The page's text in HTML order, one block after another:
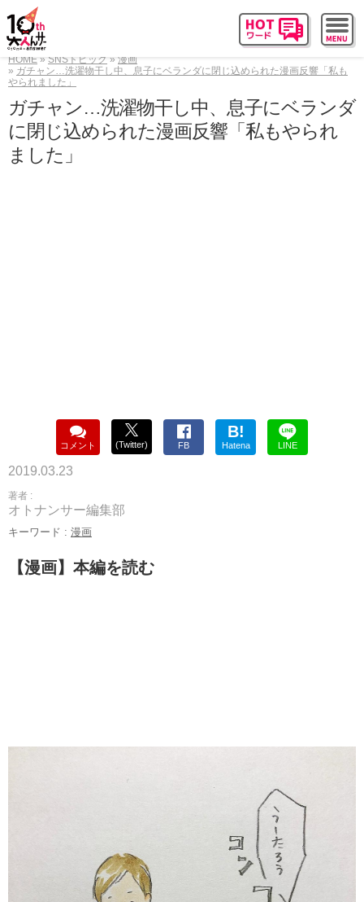
HOME SNSトピック
漫画
ガチャン…洗濯物干し中、息子にベランダに閉じ込められた漫画反響「私も
やられました」
ガチャン…洗濯物干し中、息子にベランダ
に閉じ込められた漫画反響「私もやられ
ました」
コメント (Twitter) FB
B!
Hatena LINE
2019.03.23
著者 :
オトナンサー編集部
キーワード : 漫画
【漫画】本編を読む